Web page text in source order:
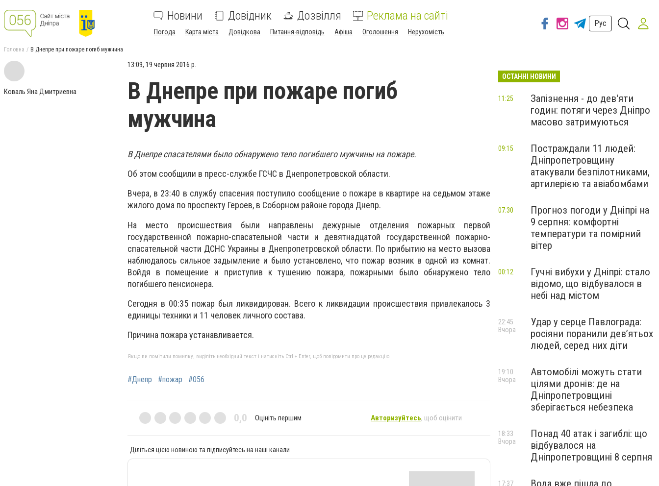
Новини Довідник Дозвілля Реклама на сайті
Погода Карта міста Довідкова Питання-відповідь Афіша Оголошення Нерухомість
Рус
Головна В Днепре при пожаре погиб мужчина
Коваль Яна Дмитриевна
13:09, 19 червня 2016 р.
В Днепре при пожаре погиб
мужчина
В Днепре спасателями было обнаружено тело погибшего мужчины на пожаре.
Об этом сообщили в пресс-службе ГСЧС в Днепропетровской области.
Вчера, в 23:40 в службу спасения поступило сообщение о пожаре в квартире на седьмом этаже
жилого дома по проспекту Героев, в Соборном районе города Днепр.
На место происшествия были направлены дежурные отделения пожарных первой
государственной пожарно-спасательной части и девятнадцатой государственной пожарно-
спасательной части ДСНС Украины в Днепропетровской области. По прибытию на место вызова
наблюдалось сильное задымление и было установлено, что пожар возник в одной из комнат.
Войдя в помещение и приступив к тушению пожара, пожарными было обнаружено тело
погибшего пенсионера.
Сегодня в 00:35 пожар был ликвидирован. Всего к ликвидации происшествия привлекалось 3
единицы техники и 11 человек личного состава.
Причина пожара устанавливается.
Якщо ви помітили помилку, виділіть необхідний текст і натисніть Ctrl + Enter, щоб повідомити про це редакцію
#Днепр #пожар #056
0,0 Оцініть першим Авторизуйтесь, щоб оцінити
Діліться цією новиною та підписуйтесь на наші канали
ОСТАННІ НОВИНИ
Запізнення - до дев'яти
годин: потяги через Дніпро
масово затримуються
11:25
Постраждали 11 людей:
Дніпропетровщину
атакували безпілотниками,
артилерією та авіабомбами
09:15
Прогноз погоди у Дніпрі на
9 серпня: комфортні
температури та помірний
вітер
07:30
Гучні вибухи у Дніпрі: стало
відомо, що відбувалося в
небі над містом
00:12
Удар у серце Павлограда:
росіяни поранили дев’ятьох
людей, серед них діти
22:45
Вчора
Автомобілі можуть стати
цілями дронів: де на
Дніпропетровщині
зберігається небезпека
19:10
Вчора
Понад 40 атак і загиблі: що
відбувалося на
Дніпропетровщині 8 серпня
18:33
Вчора
Вода вже пішла до
17:37